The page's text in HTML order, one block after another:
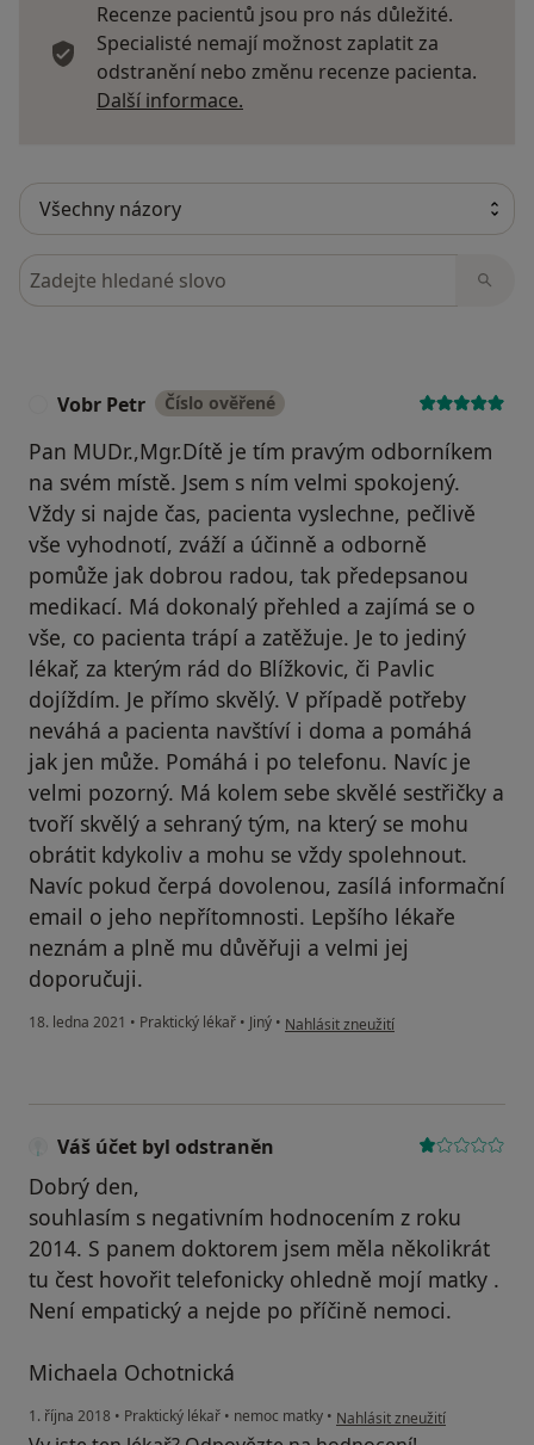
Recenze pacientů jsou pro nás důležité.
Specialisté nemají možnost zaplatit za
odstranění nebo změnu recenze pacienta.
Další informace.
Hledejte v názorech
Vobr Petr Číslo ověřené
Pan MUDr.,Mgr.Dítě je tím pravým odborníkem
na svém místě. Jsem s ním velmi spokojený.
Vždy si najde čas, pacienta vyslechne, pečlivě
vše vyhodnotí, zváží a účinně a odborně
pomůže jak dobrou radou, tak předepsanou
medikací. Má dokonalý přehled a zajímá se o
vše, co pacienta trápí a zatěžuje. Je to jediný
lékař, za kterým rád do Blížkovic, či Pavlic
dojíždím. Je přímo skvělý. V případě potřeby
neváhá a pacienta navštíví i doma a pomáhá
jak jen může. Pomáhá i po telefonu. Navíc je
velmi pozorný. Má kolem sebe skvělé sestřičky a
tvoří skvělý a sehraný tým, na který se mohu
obrátit kdykoliv a mohu se vždy spolehnout.
Navíc pokud čerpá dovolenou, zasílá informační
email o jeho nepřítomnosti. Lepšího lékaře
neznám a plně mu důvěřuji a velmi jej
doporučuji.
18. ledna 2021 • Praktický lékař • Jiný • podle názoru uživatele Vobr Petr
Nahlásit zneužití
Váš účet byl odstraněn
Dobrý den,
souhlasím s negativním hodnocením z roku
2014. S panem doktorem jsem měla několikrát
tu čest hovořit telefonicky ohledně mojí matky .
Není empatický a nejde po příčině nemoci.
Michaela Ochotnická
1. října 2018 • Praktický lékař • nemoc matky • podle názoru uživatele Váš
Nahlásit zneužití